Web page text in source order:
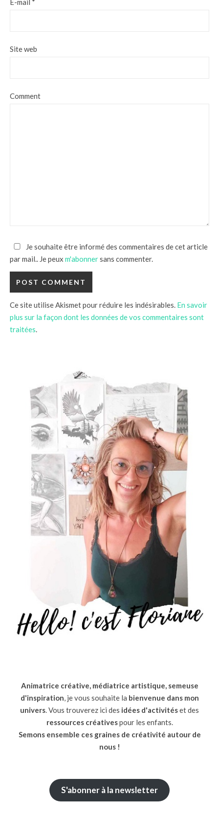
E-mail *
Site web
Comment
Je souhaite être informé des commentaires de cet article
par mail.. Je peux m'abonnersans commenter.
Ce site utilise Akismet pour réduire les indésirables. En savoir
plus sur la façon dont les données de vos commentaires sont
traitées.
Animatrice créative, médiatrice artistique, semeuse
d'inspiration, je vous souhaite la bienvenue dans mon
univers. Vous trouverez ici des idées d'activitéset des
ressources créativespour les enfants.
Semons ensemble ces graines de créativité autour de
nous !
S'abonner à la newsletter